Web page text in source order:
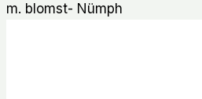
m. blomst- Nümph